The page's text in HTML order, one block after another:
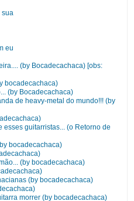
sua
eu
(by Bocadecachaca) [obs:
bocadecachaca)
(by Bocadecachaca)
de heavy-metal do mundo!!! (by
esses guitarristas... (o Retorno de
bocadecachaca)
(by bocadecachaca)
(by bocadecachaca)
morrer (by bocadecachaca)